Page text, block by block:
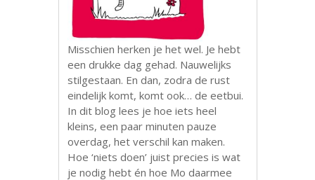
Misschien herken je het wel. Je hebt
een drukke dag gehad. Nauwelijks
stilgestaan. En dan, zodra de rust
eindelijk komt, komt ook… de eetbui.
In dit blog lees je hoe iets heel
kleins, een paar minuten pauze
overdag, het verschil kan maken.
Hoe ‘niets doen’ juist precies is wat
je nodig hebt én hoe Mo daarmee